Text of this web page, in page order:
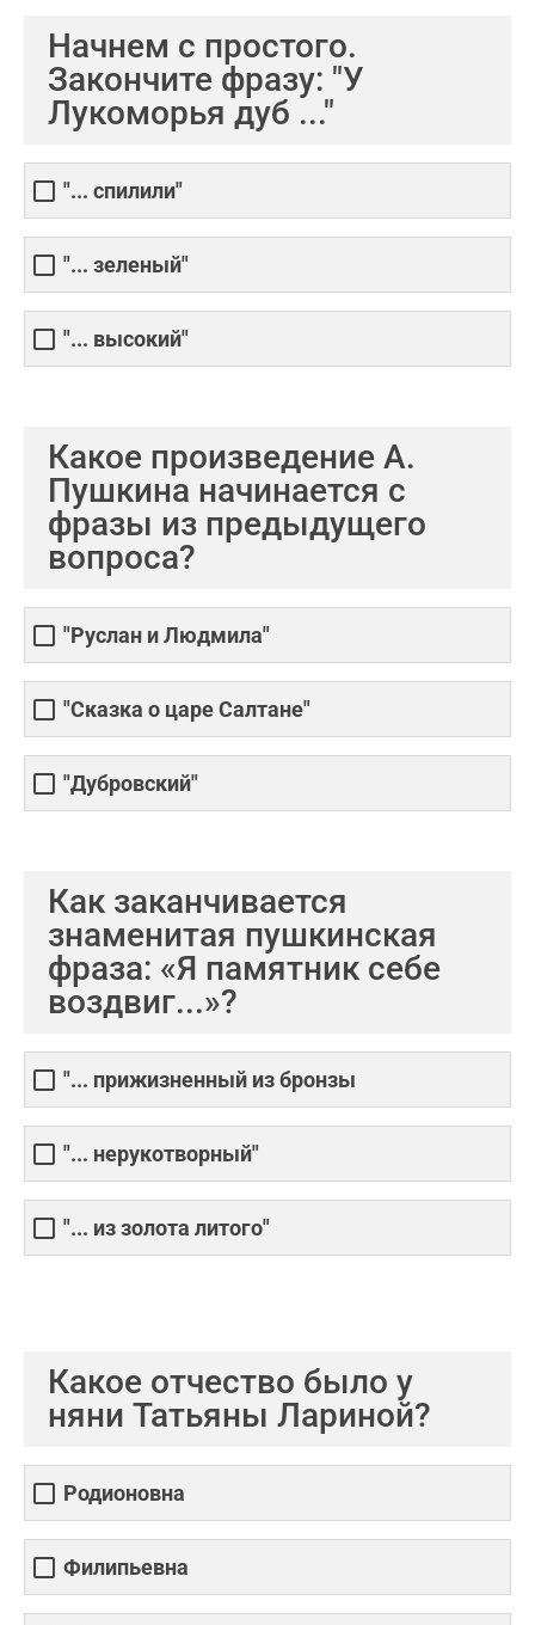
Начнем с простого.
Закончите фразу: "У
Лукоморья дуб ..."
"... спилили"
"... зеленый"
"... высокий"
Какое произведение А.
Пушкина начинается с
фразы из предыдущего
вопроса?
"Руслан и Людмила"
"Сказка о царе Салтане"
"Дубровский"
Как заканчивается
знаменитая пушкинская
фраза: «Я памятник себе
воздвиг...»?
"... прижизненный из бронзы
"... нерукотворный"
"... из золота литого"
Какое отчество было у
няни Татьяны Лариной?
Родионовна
Филипьевна